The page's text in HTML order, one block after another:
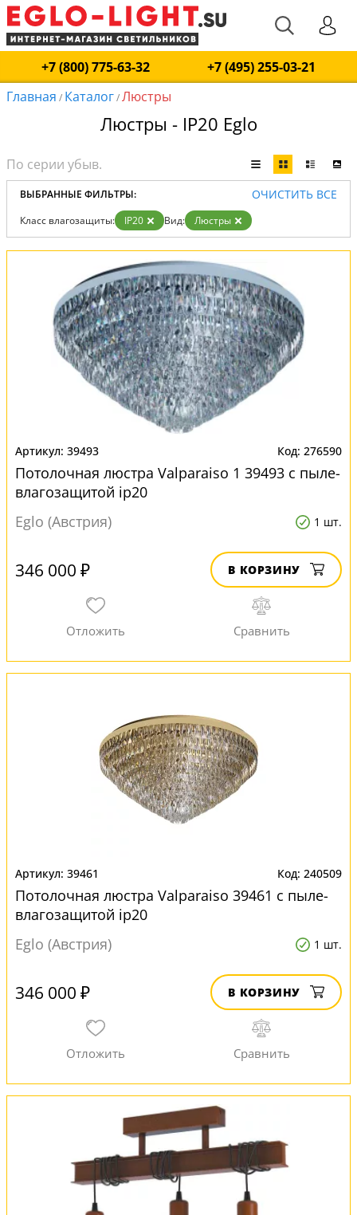
+7 (800) 775-63-32
+7 (495) 255-03-21
Главная / Каталог/Люстры
Люстры - IP20 Eglo
ВЫБРАННЫЕ ФИЛЬТРЫ: ОЧИСТИТЬ ВСЕ
Класс влагозащиты: IP20 Вид: Люстры
39493 276590
Потолочная люстра Valparaiso 1 39493 с пыле-
влагозащитой ip20
Eglo (Австрия)
1 шт.
346 000 ₽ В КОРЗИНУ
39461 240509
Потолочная люстра Valparaiso 39461 с пыле-
влагозащитой ip20
Eglo (Австрия)
1 шт.
346 000 ₽ В КОРЗИНУ